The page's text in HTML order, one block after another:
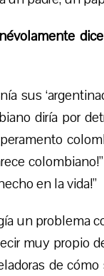
sus
diría por
en la vida!”
un problema
muy propio
de